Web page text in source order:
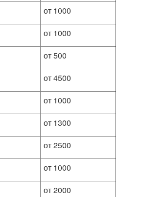
от 1000
от 1000
от 500
от 4500
от 1000
от 1300
от 2500
от 1000
от 2000